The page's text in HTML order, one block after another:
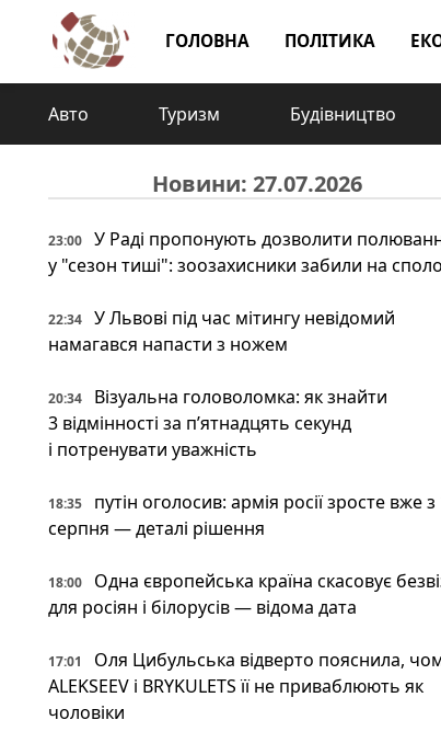
ГОЛОВНА ПОЛІТИКА
Авто Туризм Будівництво
Новини: 27.07.2026
23:00
У Раді пропонують дозволити
у "сезон тиші": зоозахисники забили на
22:34
У Львові під час мітингу невідомий
намагався напасти з ножем
20:34
Візуальна головоломка: як знайти
3 відмінності за п’ятнадцять секунд
і потренувати уважність
18:35
путін оголосив: армія росії зросте вже з
серпня — деталі рішення
18:00
Одна європейська країна скасовує
для росіян і білорусів — відома дата
17:01
Оля Цибульська відверто пояснила,
ALEKSEEV і BRYKULETS її не приваблюють як
чоловіки